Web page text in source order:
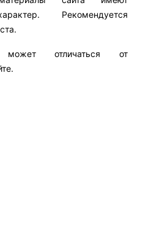
Рекомендуется
может отличаться от